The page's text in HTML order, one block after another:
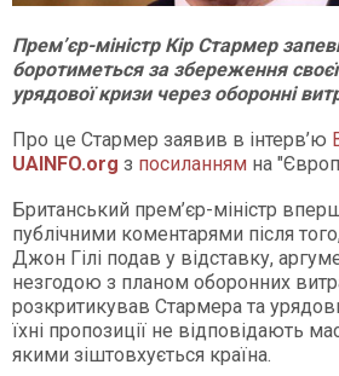
Прем’єр-міністр Кір Стармер
боротиметься за збереження
урядової кризи через оборонні
Про це Стармер заявив в інтерв’ю
UAINFO.org з посиланням на
Британський прем’єр-міністр
публічними коментарями після
Джон Гілі подав у відставку,
незгодою з планом оборонних
розкритикував Стармера та
їхні пропозиції не відповідають
якими зіштовхується країна.